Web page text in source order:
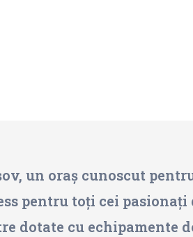
un oraș cunoscut
pentru toți cei pasionați
dotate cu echipamente